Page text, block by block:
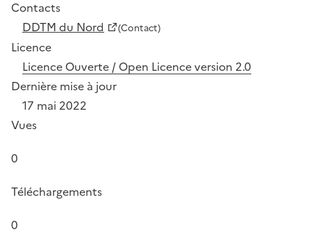
Contacts
DDTM du Nord
(Contact)
Licence
Licence Ouverte / Open Licence version 2.0
Dernière mise à jour
17 mai 2022
Vues
0
Téléchargements
0